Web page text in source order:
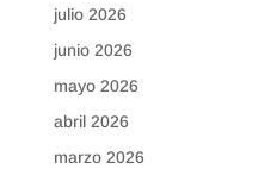
julio 2026
junio 2026
mayo 2026
abril 2026
marzo 2026